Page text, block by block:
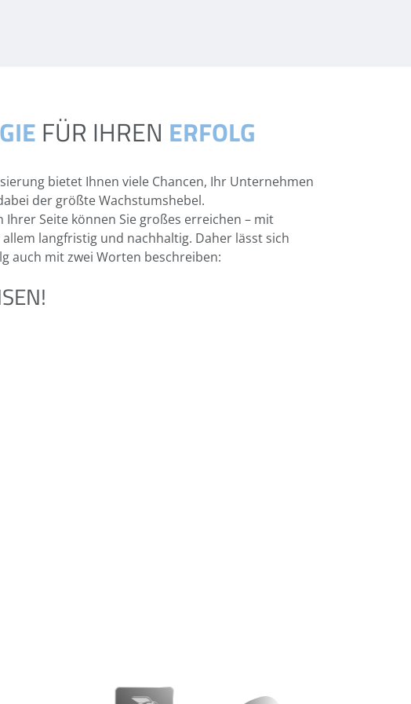
FÜR IHREN ERFOLG
bietet Ihnen viele Chancen, Ihr Unternehmen
der größte Wachstumshebel.
Seite können Sie großes erreichen – mit
langfristig und nachhaltig. Daher lässt sich
auch mit zwei Worten beschreiben: